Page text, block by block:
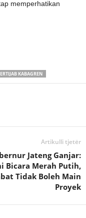
memperhatikan
KABAGREN
Artikulli tjetër
Jateng Ganjar:
Bicara Merah Putih,
Tidak Boleh Main
Proyek